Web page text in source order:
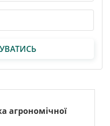
агрономічної